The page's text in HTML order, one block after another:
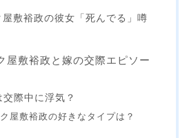
屋敷裕政の彼女「死んでる」噂
屋敷裕政と嫁の交際エピソー
交際中に浮気？
屋敷裕政の好きなタイプは？